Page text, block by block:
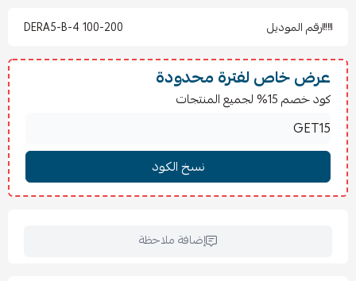
تصميم 3D عصري بتفاصيل دقيقة وجذابة.
سهل التنظيف ويحافظ على رونقه.
يضفي لمسة فاخرة تناسب جميع أنماط الديكور.
رقم الموديل DERA5-B-4 100-200
عرض خاص لفترة محدودة
كود خصم 15% لجميع المنتجات
إضافة ملاحظة